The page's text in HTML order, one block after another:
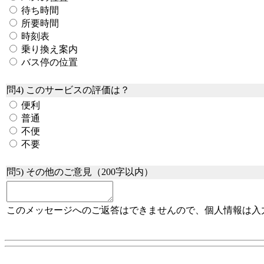
待ち時間
所要時間
時刻表
乗り換え案内
バス停の位置
問4) このサービスの評価は？
便利
普通
不便
不要
問5) その他のご意見（200字以内）
このメッセージへのご返答はできませんので、個人情報は入